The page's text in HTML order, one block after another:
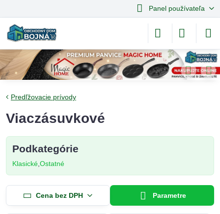
Panel používateľa
Predľžovacie prívody
Viaczásuvkové
Podkategórie
Klasické Ostatné
Cena bez DPH Parametre